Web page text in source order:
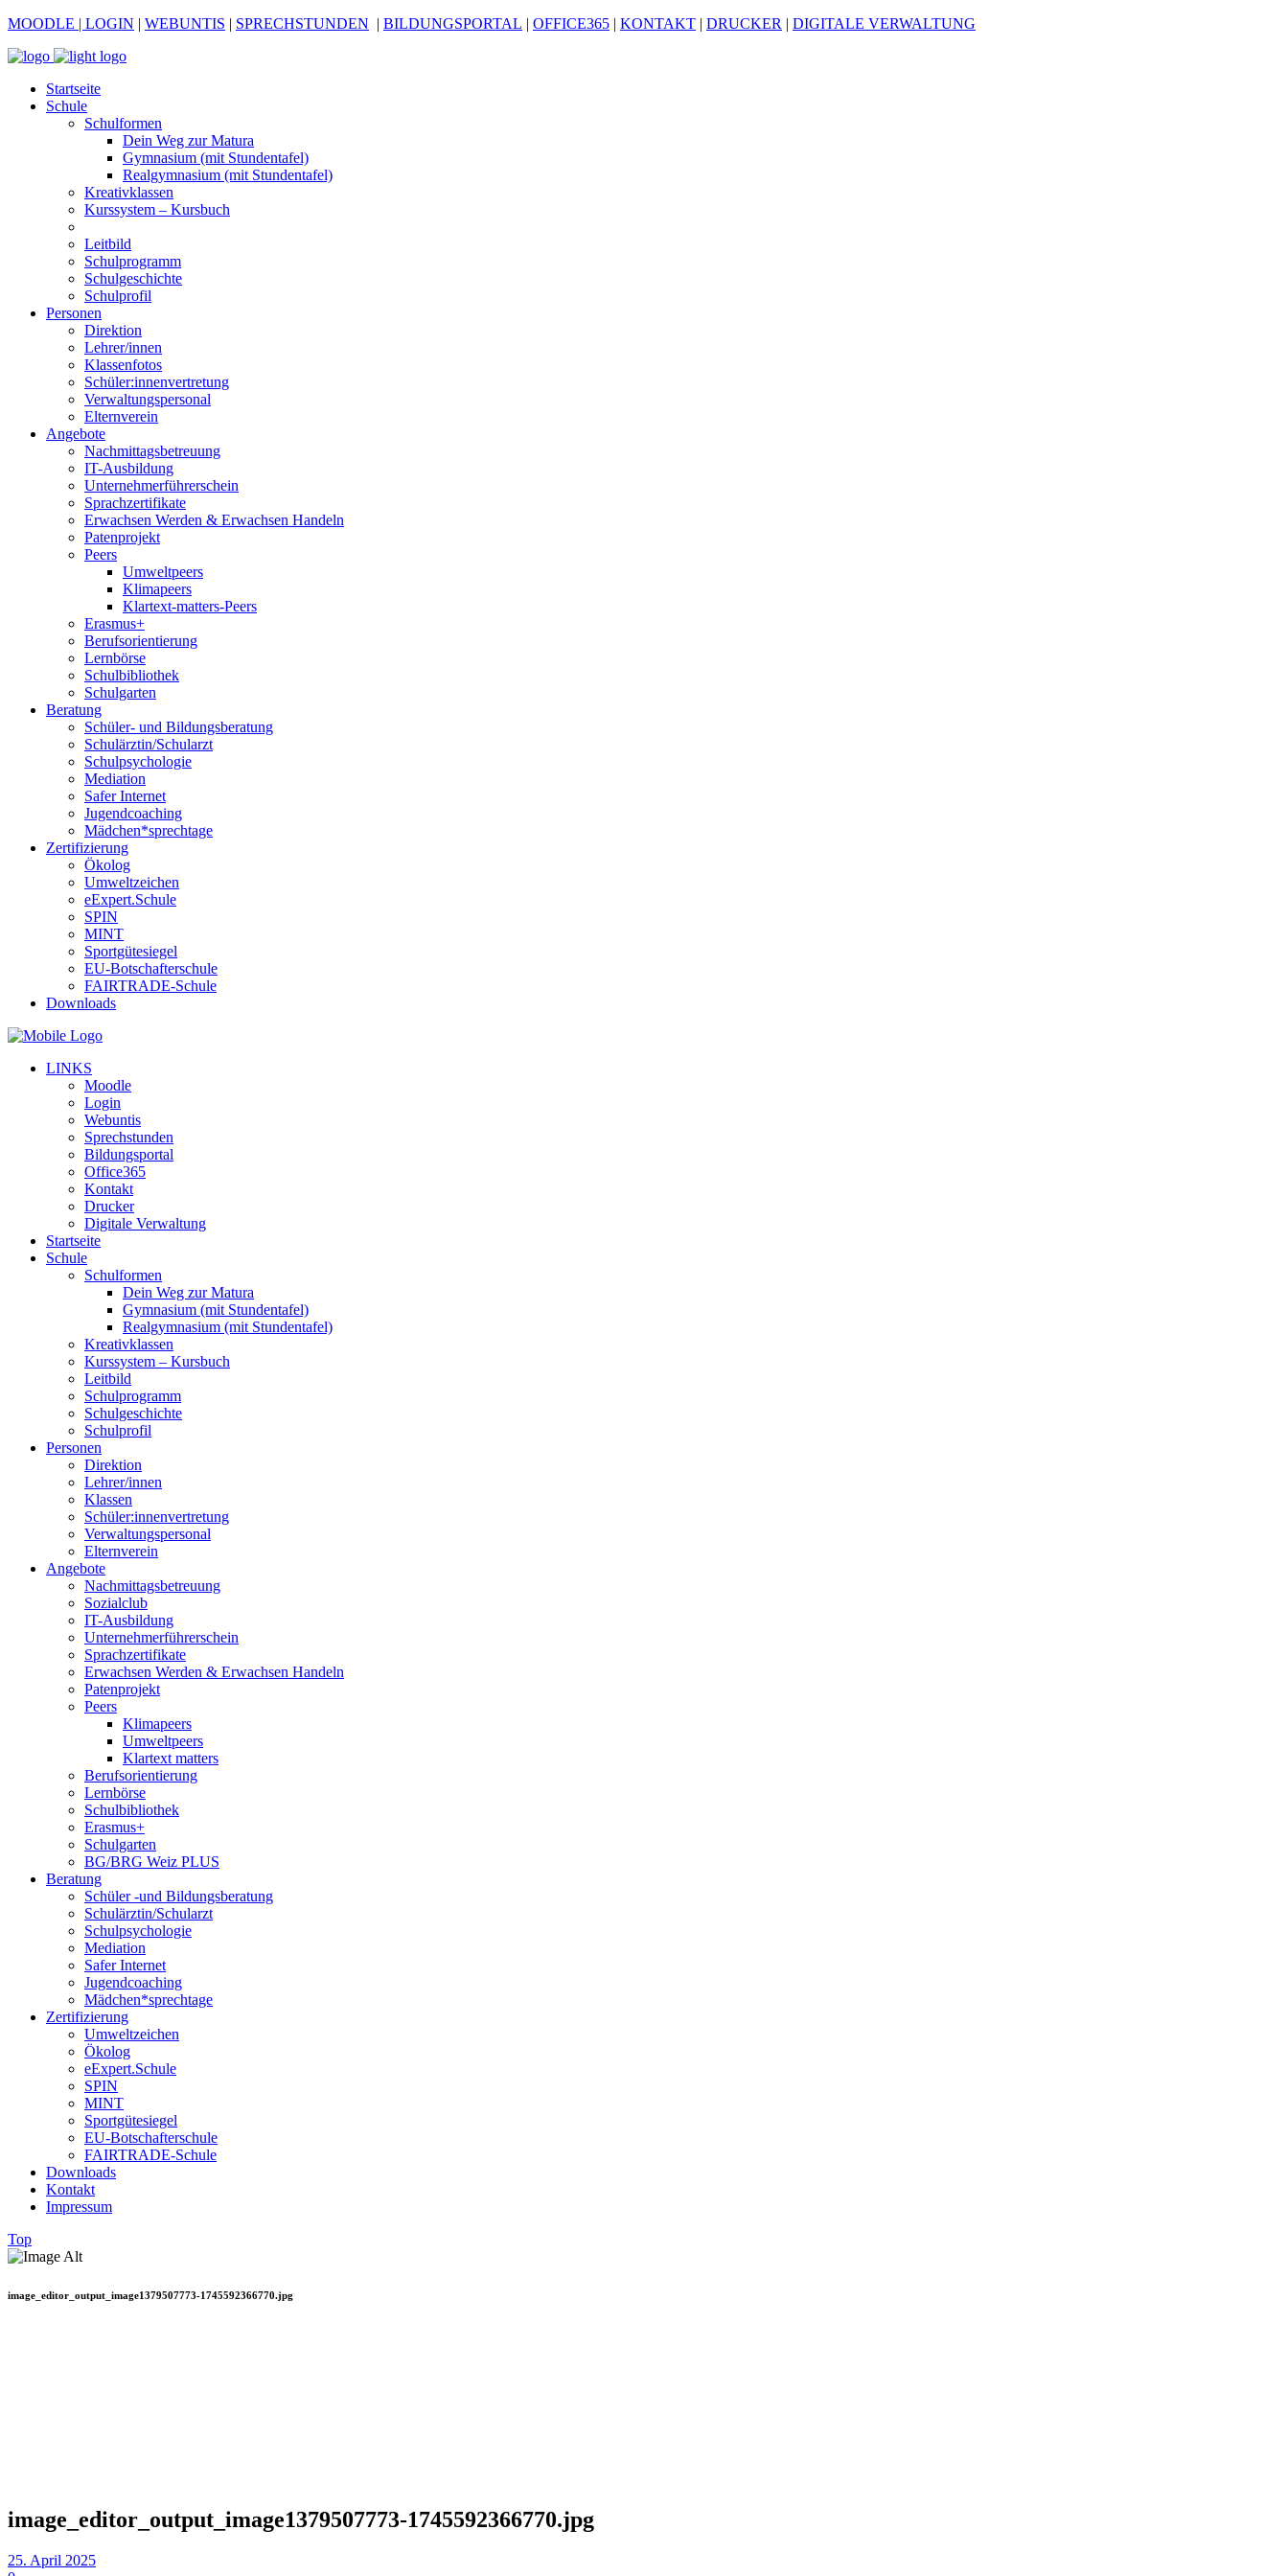
MOODLE | LOGIN | WEBUNTIS | SPRECHSTUNDEN | BILDUNGSPORTAL | OFFICE365 | KONTAKT | DRUCKER | DIGITALE VERWALTUNG
Startseite
Schule
Schulformen
Dein Weg zur Matura
Gymnasium (mit Stundentafel)
Realgymnasium (mit Stundentafel)
Kreativklassen
Kurssystem – Kursbuch
Leitbild
Schulprogramm
Schulgeschichte
Schulprofil
Personen
Direktion
Lehrer/innen
Klassenfotos
Schüler:innenvertretung
Verwaltungspersonal
Elternverein
Angebote
Nachmittagsbetreuung
IT-Ausbildung
Unternehmerführerschein
Sprachzertifikate
Erwachsen Werden & Erwachsen Handeln
Patenprojekt
Peers
Umweltpeers
Klimapeers
Klartext-matters-Peers
Erasmus+
Berufsorientierung
Lernbörse
Schulbibliothek
Schulgarten
Beratung
Schüler- und Bildungsberatung
Schulärztin/Schularzt
Schulpsychologie
Mediation
Safer Internet
Jugendcoaching
Mädchen*sprechtage
Zertifizierung
Ökolog
Umweltzeichen
eExpert.Schule
SPIN
MINT
Sportgütesiegel
EU-Botschafterschule
FAIRTRADE-Schule
Downloads
LINKS
Moodle
Login
Webuntis
Sprechstunden
Bildungsportal
Office365
Kontakt
Drucker
Digitale Verwaltung
Startseite
Schule
Schulformen
Dein Weg zur Matura
Gymnasium (mit Stundentafel)
Realgymnasium (mit Stundentafel)
Kreativklassen
Kurssystem – Kursbuch
Leitbild
Schulprogramm
Schulgeschichte
Schulprofil
Personen
Direktion
Lehrer/innen
Klassen
Schüler:innenvertretung
Verwaltungspersonal
Elternverein
Angebote
Nachmittagsbetreuung
Sozialclub
IT-Ausbildung
Unternehmerführerschein
Sprachzertifikate
Erwachsen Werden & Erwachsen Handeln
Patenprojekt
Peers
Klimapeers
Umweltpeers
Klartext matters
Berufsorientierung
Lernbörse
Schulbibliothek
Erasmus+
Schulgarten
BG/BRG Weiz PLUS
Beratung
Schüler -und Bildungsberatung
Schulärztin/Schularzt
Schulpsychologie
Mediation
Safer Internet
Jugendcoaching
Mädchen*sprechtage
Zertifizierung
Umweltzeichen
Ökolog
eExpert.Schule
SPIN
MINT
Sportgütesiegel
EU-Botschafterschule
FAIRTRADE-Schule
Downloads
Kontakt
Impressum
Top
image_editor_output_image1379507773-1745592366770.jpg
image_editor_output_image1379507773-1745592366770.jpg
25. April 2025